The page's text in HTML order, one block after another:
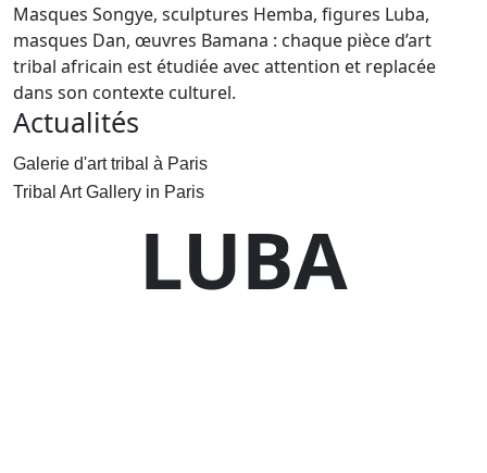
Masques Songye, sculptures Hemba, figures Luba,
masques Dan, œuvres Bamana : chaque pièce d’art
tribal africain est étudiée avec attention et replacée
dans son contexte culturel.
Actualités
Galerie d'art tribal à Paris
Tribal Art Gallery in Paris
LUBA